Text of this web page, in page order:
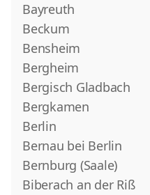
Bayreuth
Beckum
Bensheim
Bergheim
Bergisch Gladbach
Bergkamen
Berlin
Bernau bei Berlin
Bernburg (Saale)
Biberach an der Riß